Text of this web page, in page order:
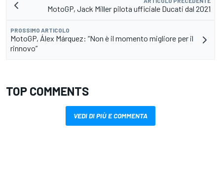
MotoGP, Jack Miller pilota ufficiale Ducati dal 2021
PROSSIMO ARTICOLO
MotoGP, Álex Márquez: “Non è il momento migliore per il
rinnovo”
TOP COMMENTS
VEDI DI PIÙ E COMMENTA